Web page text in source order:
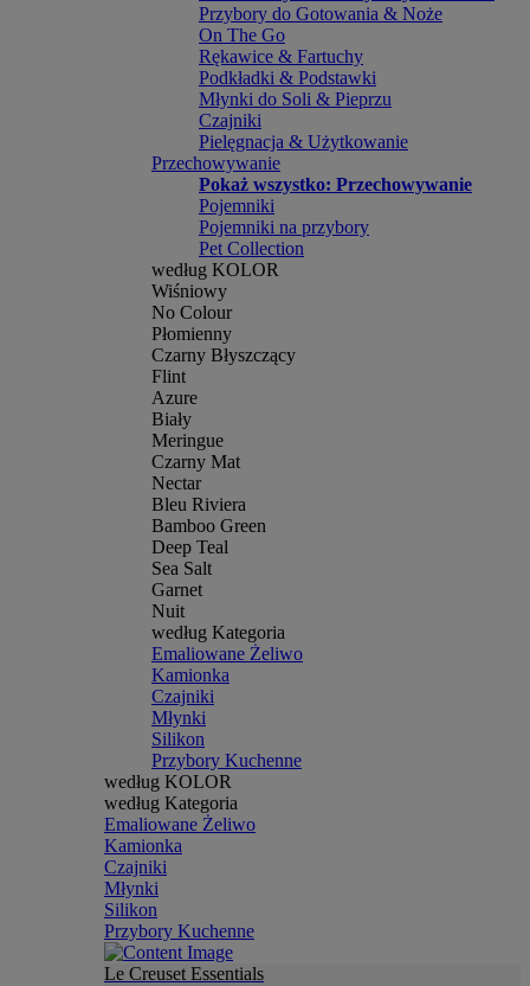
Przybory do Gotowania & Noże
On The Go
Rękawice & Fartuchy
Podkładki & Podstawki
Młynki do Soli & Pieprzu
Czajniki
Pielęgnacja & Użytkowanie
Przechowywanie
Pokaż wszystko: Przechowywanie
Pojemniki
Pojemniki na przybory
Pet Collection
według KOLOR
Wiśniowy
No Colour
Płomienny
Czarny Błyszczący
Flint
Azure
Biały
Meringue
Czarny Mat
Nectar
Bleu Riviera
Bamboo Green
Deep Teal
Sea Salt
Garnet
Nuit
według Kategoria
Emaliowane Żeliwo
Kamionka
Czajniki
Młynki
Silikon
Przybory Kuchenne
według KOLOR
według Kategoria
Emaliowane Żeliwo
Kamionka
Czajniki
Młynki
Silikon
Przybory Kuchenne
Le Creuset Essentials